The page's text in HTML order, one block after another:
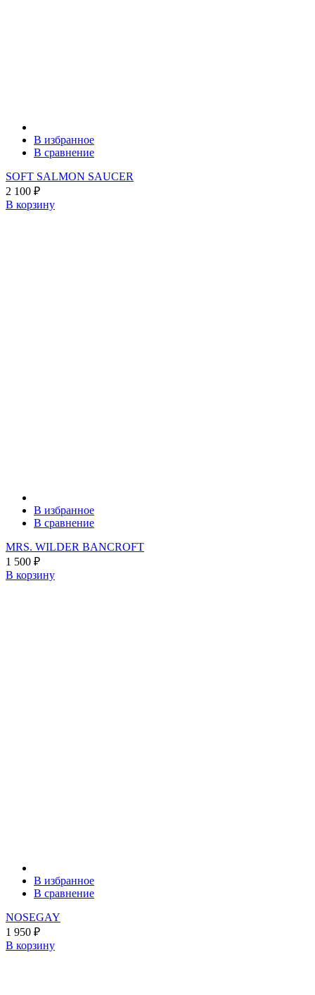
В избранное
В сравнение
SOFT SALMON SAUCER
2 100 ₽
В корзину
В избранное
В сравнение
MRS. WILDER BANCROFT
1 500 ₽
В корзину
В избранное
В сравнение
NOSEGAY
1 950 ₽
В корзину